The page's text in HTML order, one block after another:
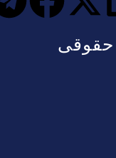
حقوقی